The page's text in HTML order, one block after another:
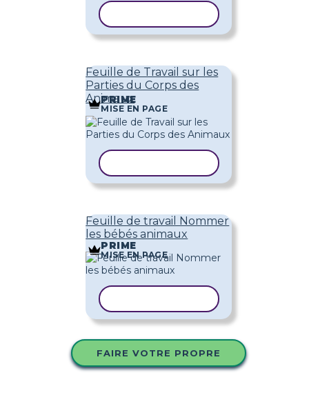
Feuille de Travail sur les
Parties du Corps des
Animaux
PRIME
MISE EN PAGE
Feuille de travail Nommer
les bébés animaux
PRIME
MISE EN PAGE
FAIRE VOTRE PROPRE